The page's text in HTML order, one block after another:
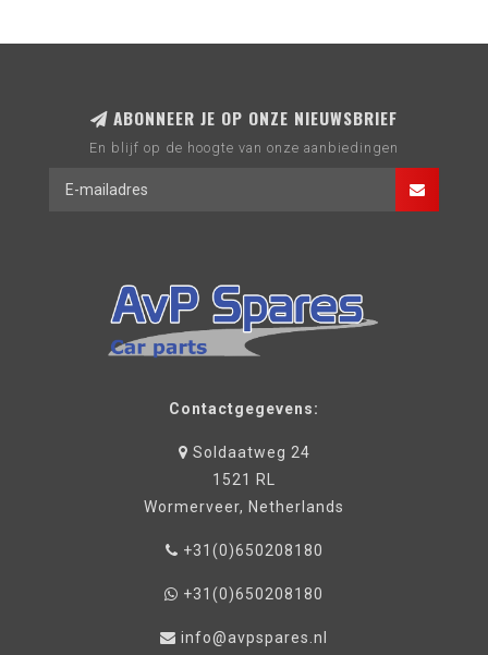
ABONNEER JE OP ONZE NIEUWSBRIEF
En blijf op de hoogte van onze aanbiedingen
Contactgegevens:
Soldaatweg 24
1521 RL
Wormerveer, Netherlands
+31(0)650208180
+31(0)650208180
info@avpspares.nl